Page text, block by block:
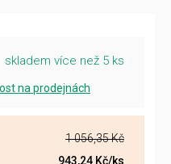
skladem více než 5 ks
na prodejnách
1 056,35 Kč
943,24 Kč/ks